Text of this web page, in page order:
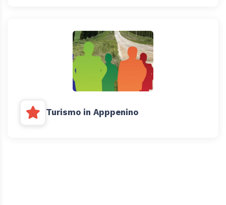
Turismo in Apppenino